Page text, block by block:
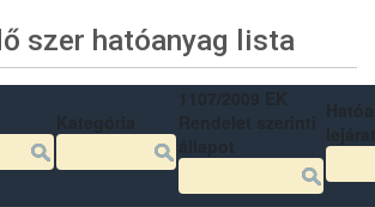
szer hatóanyag lista